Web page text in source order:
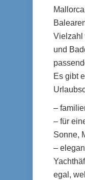
Vielzahl
und
Es gibt
–
– für
Sonne,
–
egal,